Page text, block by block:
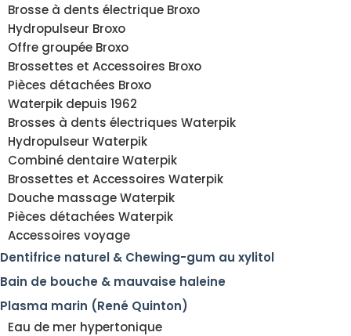
Brosse à dents électrique Broxo
Hydropulseur Broxo
Offre groupée Broxo
Brossettes et Accessoires Broxo
Pièces détachées Broxo
Waterpik depuis 1962
Brosses à dents électriques Waterpik
Hydropulseur Waterpik
Combiné dentaire Waterpik
Brossettes et Accessoires Waterpik
Douche massage Waterpik
Pièces détachées Waterpik
Accessoires voyage
Dentifrice naturel & Chewing-gum au xylitol
Bain de bouche & mauvaise haleine
Plasma marin (René Quinton)
Eau de mer hypertonique